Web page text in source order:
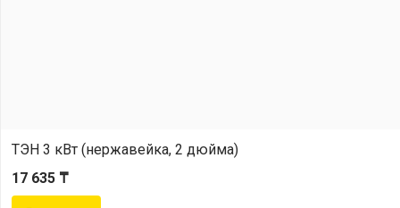
ТЭН 3 кВт (нержавейка, 2 дюйма)
17 635 ₸